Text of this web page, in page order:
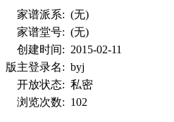
家谱派系: (无)
家谱堂号: (无)
创建时间: 2015-02-11
版主登录名: byj
开放状态: 私密
浏览次数: 102